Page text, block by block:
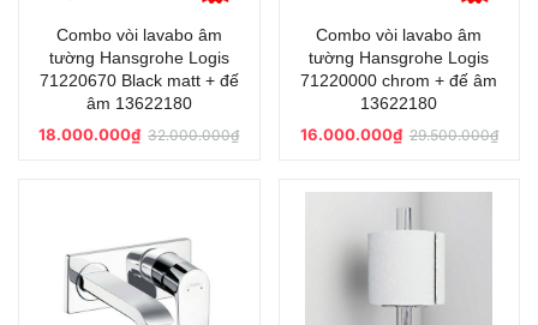
Combo vòi lavabo âm
tường Hansgrohe Logis
71220670 Black matt + đế
âm 13622180
18.000.000₫32.000.000₫
Combo vòi lavabo âm
tường Hansgrohe Logis
71220000 chrom + đế âm
13622180
16.000.000₫ 29.500.000₫